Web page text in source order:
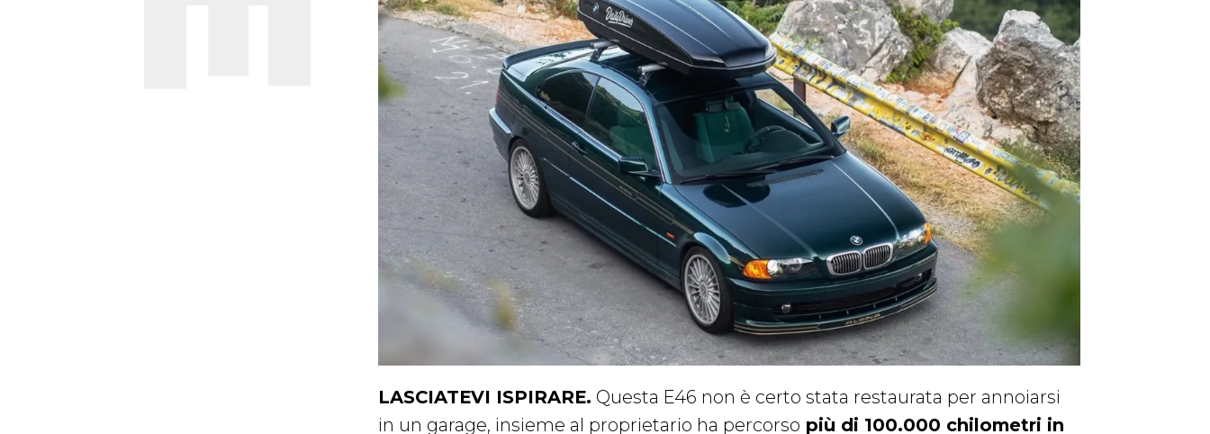
LASCIATEVI ISPIRARE. Questa E46 non è certo stata restaurata per annoiarsi
in un garage, insieme al proprietario ha percorso più di 100.000 chilometri in